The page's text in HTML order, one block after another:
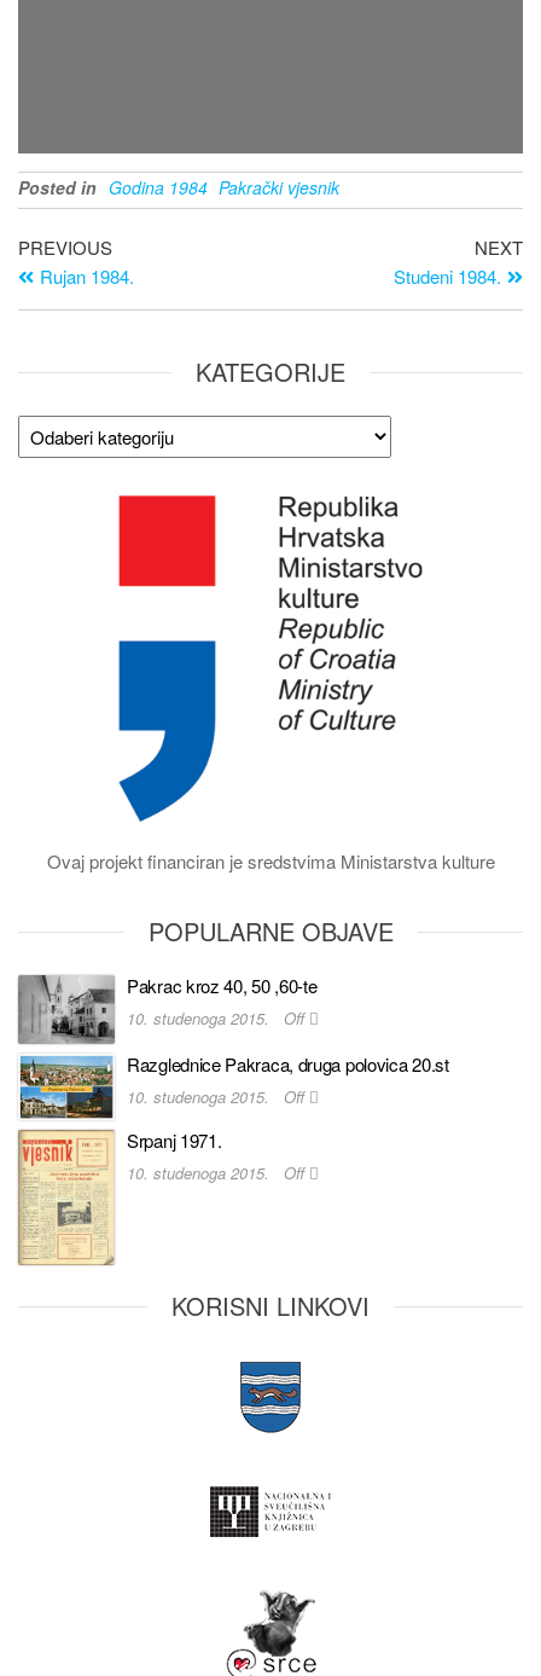
Posted in Godina 1984 Pakrački vjesnik
PREVIOUS
Rujan 1984.
NEXT
Studeni 1984.
KATEGORIJE
Ovaj projekt financiran je sredstvima Ministarstva kulture
POPULARNE OBJAVE
Pakrac kroz 40, 50 ,60-te
10. studenoga 2015. Off
Razglednice Pakraca, druga polovica 20.st
10. studenoga 2015. Off
Srpanj 1971.
10. studenoga 2015. Off
KORISNI LINKOVI